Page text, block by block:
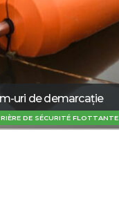
uri de demarcație
DE SÉCURITÉ FLOTTANTE